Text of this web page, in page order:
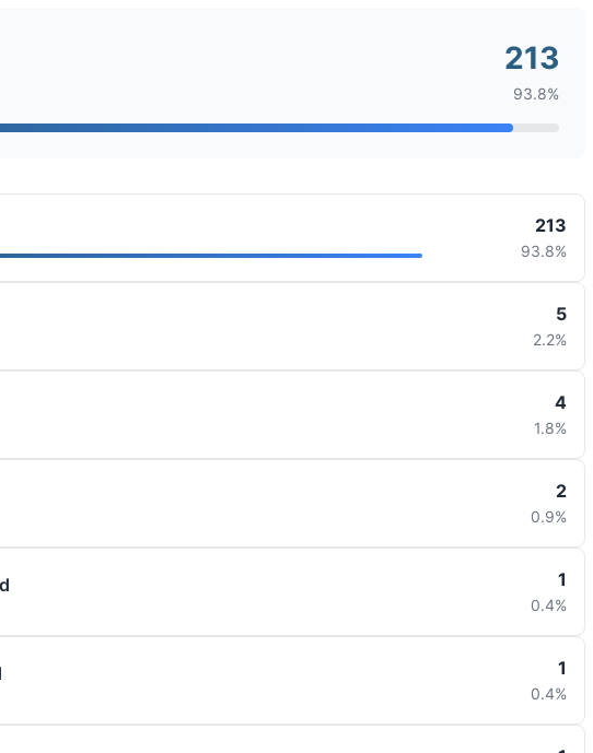
213
93.8%
213
93.8%
5
2.2%
4
1.8%
2
0.9%
1
0.4%
1
0.4%